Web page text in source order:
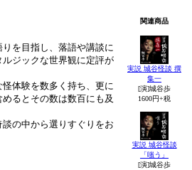
を目指し、落語や講談に
ジックな世界観に定評が
体験を数多く持ち、更に
るとその数は数百にも及
の中から選りすぐりをお
関連商品
実説 城谷怪談 撰
集一
[演]城谷歩
1600円+税
実説 城谷怪談
「嗤う」
[演]城谷歩